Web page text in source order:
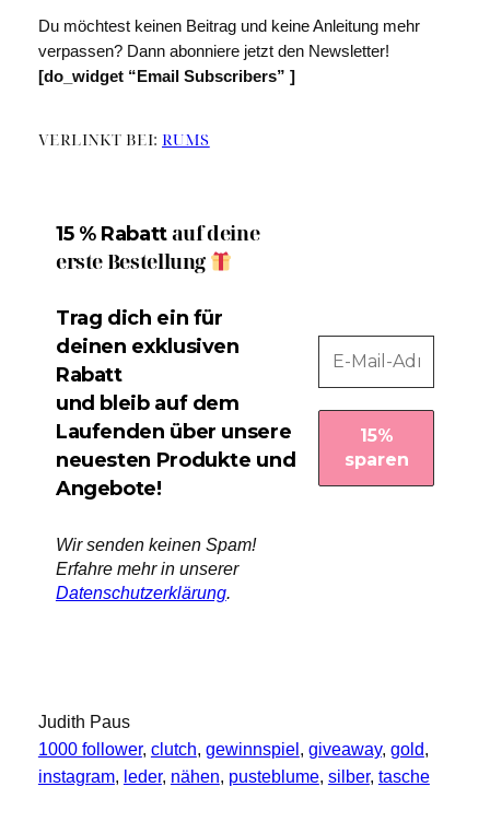
Du möchtest keinen Beitrag und keine Anleitung mehr
verpassen? Dann abonniere jetzt den Newsletter!
[do_widget “Email Subscribers” ]
VERLINKT BEI: RUMS
15 % Rabattauf deine
erste Bestellung
Trag dich ein für
deinen exklusiven
Rabatt
und bleib auf dem
Laufenden über unsere
neuesten Produkte und
Angebote!
Wir senden keinen Spam!
Erfahre mehr in unserer
Datenschutzerklärung.
Judith Paus
1000 follower, clutch, gewinnspiel , giveaway, gold
instagram, leder, nähen, pusteblume, silber, tasche